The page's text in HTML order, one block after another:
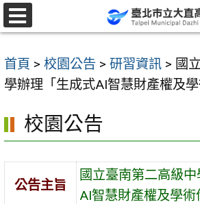
跳
至
要
內
區
首頁 > 校園公告 > 研習資訊 > 國
學辦理「生成式AI智慧財產權及學
校園公告
公告主旨
國立臺南第二高級
AI智慧財產權及學術
選
單